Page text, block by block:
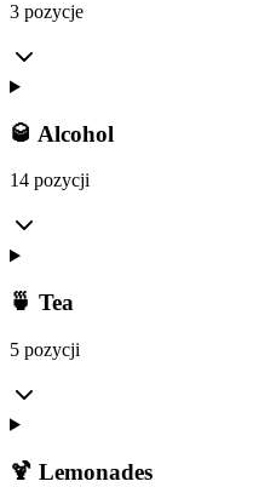
3 pozycje
🥃 Alcohol
14 pozycji
🍵 Tea
5 pozycji
🍹 Lemonades